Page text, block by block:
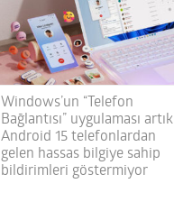
Windows’un “Telefon
Bağlantısı” uygulaması artık
Android 15 telefonlardan
gelen hassas bilgiye sahip
bildirimleri göstermiyor